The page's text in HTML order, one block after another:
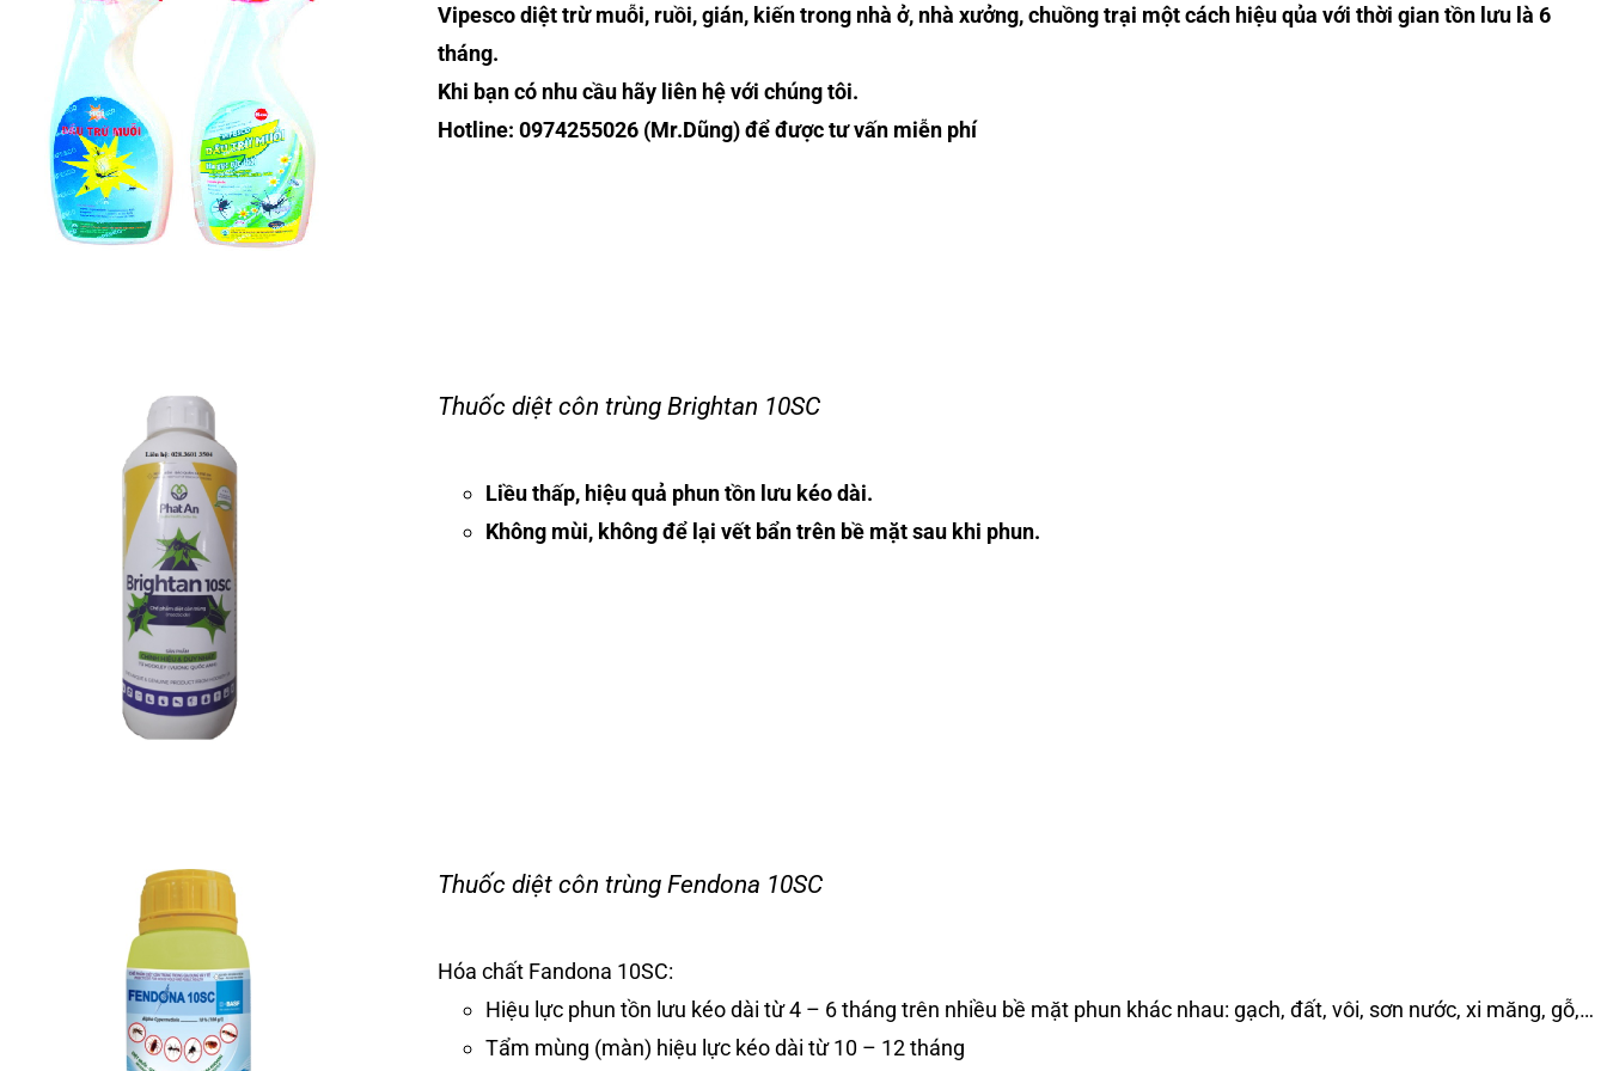
Vipesco diệt trừ muỗi, ruồi, gián, kiến trong nhà ở, nhà xưởng, chuồng trại một cách hiệu qủa với thời gian tồn lưu là 6
tháng.
Khi bạn có nhu cầu hãy liên hệ với chúng tôi.
Hotline: 0974255026 (Mr.Dũng) để được tư vấn miễn phí
Thuốc diệt côn trùng Brightan 10SC
Liều thấp, hiệu quả phun tồn lưu kéo dài.
Không mùi, không để lại vết bẩn trên bề mặt sau khi phun.
Thuốc diệt côn trùng Fendona 10SC
Hóa chất Fandona 10SC:
Hiệu lực phun tồn lưu kéo dài từ 4 – 6 tháng trên nhiều bề mặt phun khác nhau: gạch, đất, vôi, sơn nước, xi măng, gỗ,…
Tẩm mùng (màn) hiệu lực kéo dài từ 10 – 12 tháng